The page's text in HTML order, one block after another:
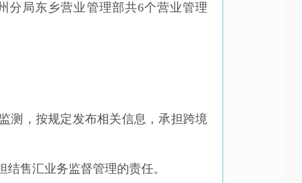
分局东乡营业管理部共6个营业管理
测，按规定发布相关信息，承担跨境
结售汇业务监督管理的责任。